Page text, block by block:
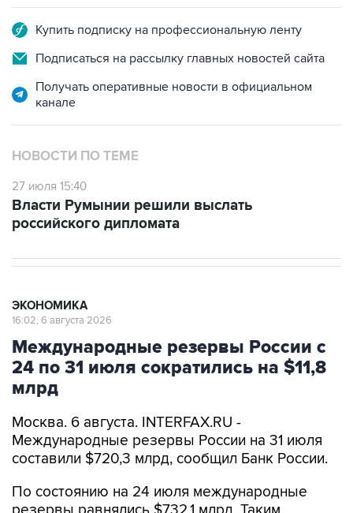
Купить подписку на профессиональную ленту
Подписаться на рассылку главных новостей сайта
Получать оперативные новости в официальном
канале
НОВОСТИ ПО ТЕМЕ
27 июля 15:40
Власти Румынии решили выслать
российского дипломата
ЭКОНОМИКА
16:02, 6 августа 2026
Международные резервы России с
24 по 31 июля сократились на $11,8
млрд
Москва. 6 августа. INTERFAX.RU -
Международные резервы России на 31 июля
составили $720,3 млрд, сообщил Банк России.
По состоянию на 24 июля международные